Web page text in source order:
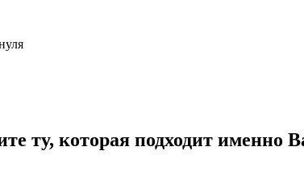
ту, которая подходит именно